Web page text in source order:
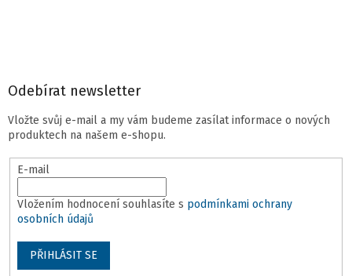
Odebírat newsletter
Vložte svůj e-mail a my vám budeme zasílat informace o nových
produktech na našem e-shopu.
E-mail
Vložením hodnocení souhlasíte s podmínkami ochrany
osobních údajů
PŘIHLÁSIT SE